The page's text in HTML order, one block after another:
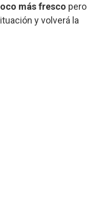
más fresco pero
y volverá la